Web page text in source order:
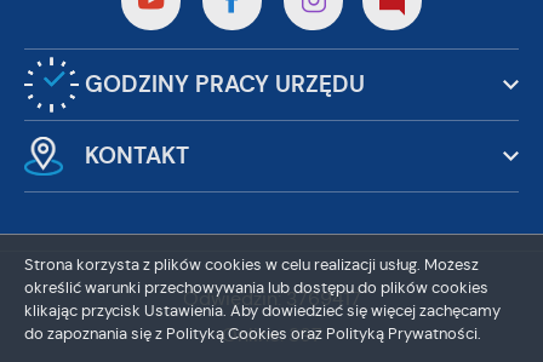
GODZINY PRACY URZĘDU
KONTAKT
Odwiedzin: 3769417
Online: 397
Strona korzysta z plików cookies w celu realizacji usług. Możesz
określić warunki przechowywania lub dostępu do plików cookies
klikając przycisk Ustawienia. Aby dowiedzieć się więcej zachęcamy
do zapoznania się z Polityką Cookies oraz Polityką Prywatności.